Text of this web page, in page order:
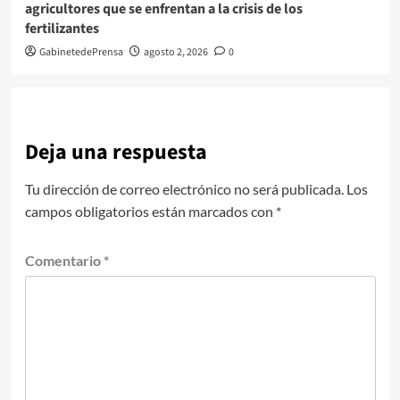
agricultores que se enfrentan a la crisis de los
fertilizantes
GabinetedePrensa agosto 2, 2026 0
Deja una respuesta
Tu dirección de correo electrónico no será publicada. Los
campos obligatorios están marcados con *
Comentario *